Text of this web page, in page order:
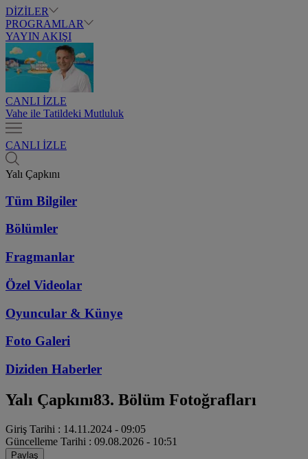
DİZİLER
PROGRAMLAR
YAYIN AKIŞI
CANLI İZLE
Vahe ile Tatildeki Mutluluk
CANLI İZLE
Yalı Çapkını
Tüm Bilgiler
Bölümler
Fragmanlar
Özel Videolar
Oyuncular & Künye
Foto Galeri
Diziden Haberler
Yalı Çapkını83. Bölüm Fotoğrafları
Giriş Tarihi : 14.11.2024 - 09:05
Güncelleme Tarihi : 09.08.2026 - 10:51
Paylaş